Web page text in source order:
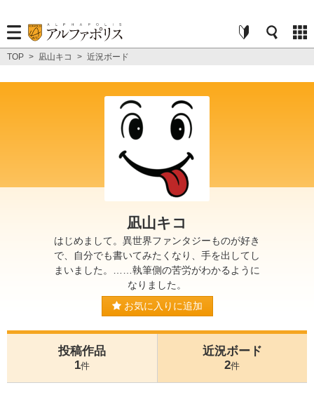
TOP > 凪山キコ > 近況ボード
凪山キコ
はじめまして。異世界ファンタジーものが好き
で、自分でも書いてみたくなり、手を出してし
まいました。……執筆側の苦労がわかるように
なりました。
お気に入りに追加
投稿作品
1件
近況ボード
2件